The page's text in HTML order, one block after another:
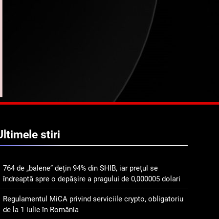
privind serviciile crypto,
obligatoriu de la 1 iulie în
Pariuri cu plata în crypto:
avantaje și riscuri
4
Squid a strâns 6 milioane
de dolari cu sprijinul
Ripple, apoi a pierdut
jumătate din aceștia într-
6
stiri
764 de „balene” dețin 94% din SHIB, iar prețul se
îndreaptă spre o depășire a pragului de 0,000005 dolari
Regulamentul MiCA privind serviciile crypto, obligatoriu
de la 1 iulie în România